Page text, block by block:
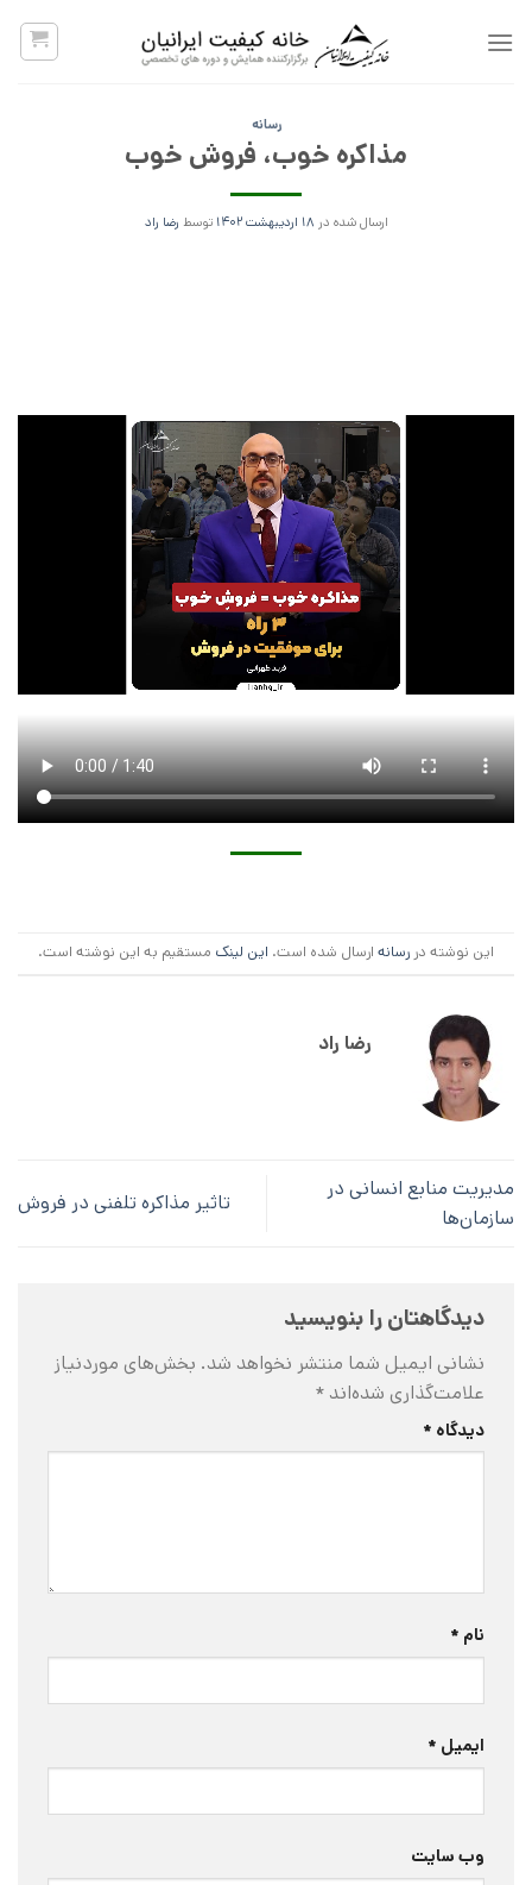
رسانه
مذاکره خوب، فروش خوب
ارسال شده در ۱۸ اردیبهشت ۱۴۰۲ توسط رضا راد
این نوشته در رسانه ارسال شده است. این لینک مستقیم به این نوشته است.
رضا راد
مدیریت منابع انسانی در
سازمان‌ها
تاثیر مذاکره تلفنی در فروش
دیدگاهتان را بنویسید
نشانی ایمیل شما منتشر نخواهد شد. بخش‌های موردنیاز
علامت‌گذاری شده‌اند *
دیدگاه *
نام *
ایمیل *
وب‌ سایت